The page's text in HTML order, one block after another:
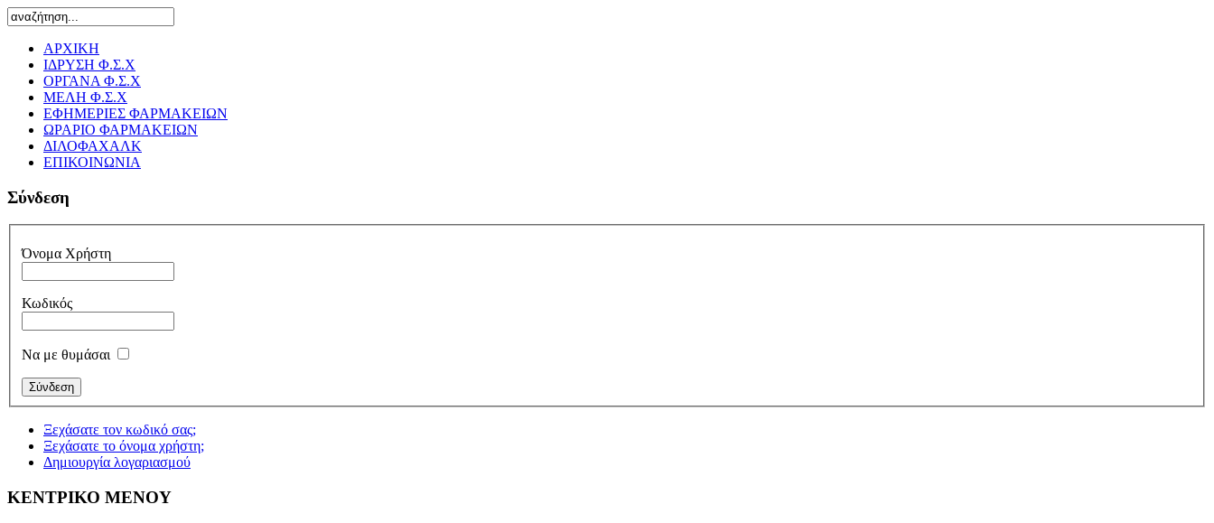
ΑΡΧΙΚΗ
ΙΔΡΥΣΗ Φ.Σ.Χ
ΟΡΓΑΝΑ Φ.Σ.Χ
ΜΕΛΗ Φ.Σ.Χ
ΕΦΗΜΕΡΙΕΣ ΦΑΡΜΑΚΕΙΩΝ
ΩΡΑΡΙΟ ΦΑΡΜΑΚΕΙΩΝ
ΔΙΛΟΦΑΧΑΛΚ
ΕΠΙΚΟΙΝΩΝΙΑ
Σύνδεση
Όνομα Χρήστη
Κωδικός
Να με θυμάσαι
Ξεχάσατε τον κωδικό σας;
Ξεχάσατε το όνομα χρήστη;
Δημιουργία λογαριασμού
ΚΕΝΤΡΙΚΟ ΜΕΝΟΥ